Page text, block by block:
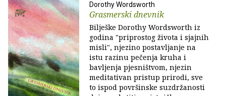
Dorothy Wordsworth
Grasmerski dnevnik
Bilješke Dorothy Wordsworth iz
godina "priprostog života i sjajnih
misli", njezino postavljanje na
istu razinu pečenja kruha i
bavljenja pjesništvom, njezin
meditativan pristup prirodi, sve
to ispod površinske suzdržanosti